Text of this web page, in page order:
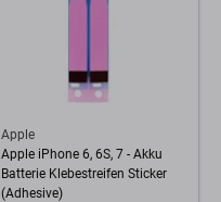
Apple
Apple iPhone 6, 6S, 7 - Akku
Batterie Klebestreifen Sticker
(Adhesive)